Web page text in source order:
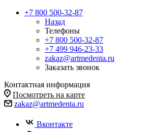
+7 800 500-32-87
Назад
Телефоны
+7 800 500-32-87
+7 499 946-23-33
zakaz@artmedenta.ru
Заказать звонок
Контактная информация
Посмотреть на карте
zakaz@artmedenta.ru
Вконтакте